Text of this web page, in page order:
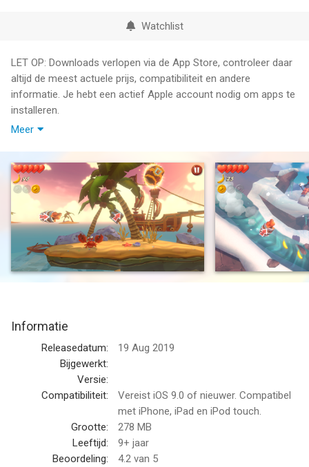
Watchlist
LET OP: Downloads verlopen via de App Store, controleer daar
altijd de meest actuele prijs, compatibiliteit en andere
informatie. Je hebt een actief Apple account nodig om apps te
installeren.
Hop into your barrel cannon and take off for an explosive
journey to an all-new world beyond the jungle. Feast your eyes
on colorful console quality 3D graphics but don't miss all the
delicious bananas! Travelling makes Kong hungry. Be prepared
to go on various rescue missions when your animal friends get
kidnapped and show the bad guys who's the 'King of the
Jungle'!
Bonus Coins hidden in each level to unlock special
customization items: How about some cozy carpets or stylish
How to play:
- Tap the screen to blast off Kong from barrel to barrel. Timing
- Make use of the environment to safely guide Kong through
Meer
Informatie
Releasedatum:
19 Aug 2019
Bijgewerkt:
Versie:
Compatibiliteit:
Vereist iOS 9.0 of nieuwer. Compatibel
met iPhone, iPad en iPod touch.
Grootte:
278 MB
Leeftijd:
9+ jaar
Beoordeling:
4.2 van 5